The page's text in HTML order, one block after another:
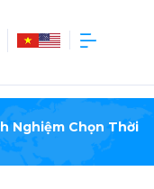
Nghiệm Chọn Thời